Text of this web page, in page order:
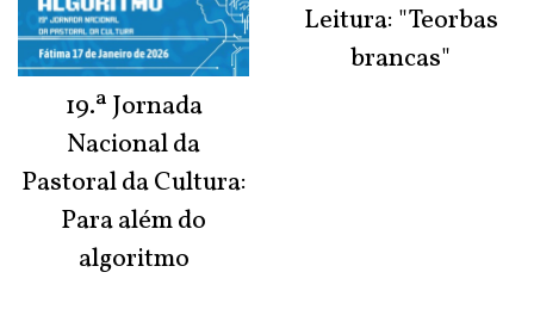
19.ª Jornada
Nacional da
Pastoral da Cultura:
Para além do
algoritmo
Leitura: "Teorbas
brancas"